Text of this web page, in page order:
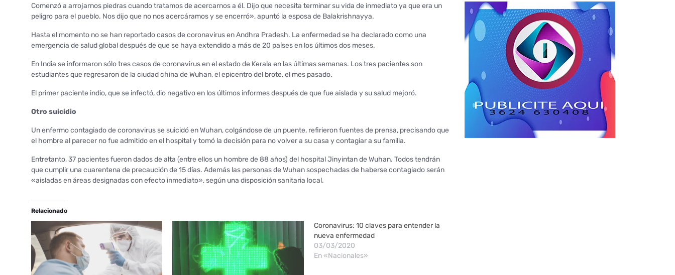
Comenzó a arrojarnos piedras cuando tratamos de acercarnos a él. Dijo que necesita terminar su vida de inmediato ya que era un
peligro para el pueblo. Nos dijo que no nos acercáramos y se encerró», apuntó la esposa de Balakrishnayya.
Hasta el momento no se han reportado casos de coronavirus en Andhra Pradesh. La enfermedad se ha declarado como una
emergencia de salud global después de que se haya extendido a más de 20 países en los últimos dos meses.
En India se informaron sólo tres casos de coronavirus en el estado de Kerala en las últimas semanas. Los tres pacientes son
estudiantes que regresaron de la ciudad china de Wuhan, el epicentro del brote, el mes pasado.
El primer paciente indio, que se infectó, dio negativo en los últimos informes después de que fue aislada y su salud mejoró.
Otro suicidio
Un enfermo contagiado de coronavirus se suicidó en Wuhan, colgándose de un puente, refirieron fuentes de prensa, precisando que
el hombre al parecer no fue admitido en el hospital y tomó la decisión para no volver a su casa y contagiar a su familia.
Entretanto, 37 pacientes fueron dados de alta (entre ellos un hombre de 88 años) del hospital Jinyintan de Wuhan. Todos tendrán
que cumplir una cuarentena de precaución de 15 días. Además las personas de Wuhan sospechadas de haberse contagiado serán
«aisladas en áreas designadas con efecto inmediato», según una disposición sanitaria local.
Relacionado
Coronavirus: 10 claves para entender la
nueva enfermedad
03/03/2020
En «Nacionales»